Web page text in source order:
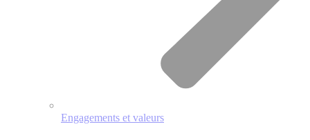
Engagements et valeurs